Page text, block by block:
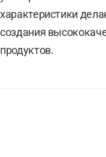
характеристики
создания
продуктов.